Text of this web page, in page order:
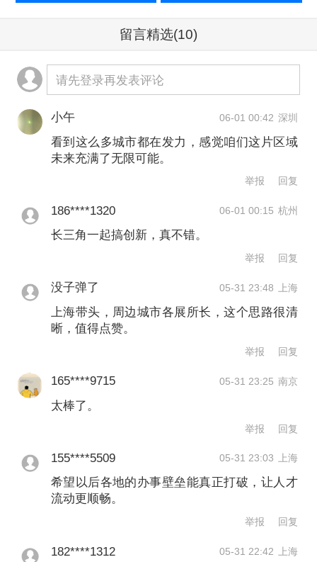
德国（约5.01万亿美元），GDP总量占
全国比重为24.7%，比上年提高0.12个百
分点。从增速来看，长三角地区GDP同
比增长5.5%，增速高于全国0.5个百分
点，且长三角41个地级以上城市中35城
研讨会上同时发布了长三角多彩增长报
告与多彩密码，系统构建区域增长评价
新体系。上海财经大学中国式现代化研
究院副院长、长三角与长江经济带发展
研究院执行院长张学良表示，长三角是
我国强劲活跃增长极的重要动力源，其
增长密码可以概括为七种颜色，分别代
表传统要素、创新驱动、生态发展、文
化赋能、公共服务、区域联动以及安全
韧性。
但阮青也强调，与全球领先城市群相
比，长三角在基础研究投入强度和应用
孵化环节等方面仍存在差距，创新资
留言精选(10)
请先登录再发表评论
小午 06-01 00:42 深圳
看到这么多城市都在发力，感觉咱们这片区域
未来充满了无限可能。
举报 回复
186****1320 06-01 00:15 杭州
长三角一起搞创新，真不错。
举报 回复
没子弹了 05-31 23:48 上海
上海带头，周边城市各展所长，这个思路很清
晰，值得点赞。
举报 回复
165****9715 05-31 23:25 南京
太棒了。
举报 回复
155****5509 05-31 23:03 上海
希望以后各地的办事壁垒能真正打破，让人才
流动更顺畅。
举报 回复
182****1312 05-31 22:42 上海